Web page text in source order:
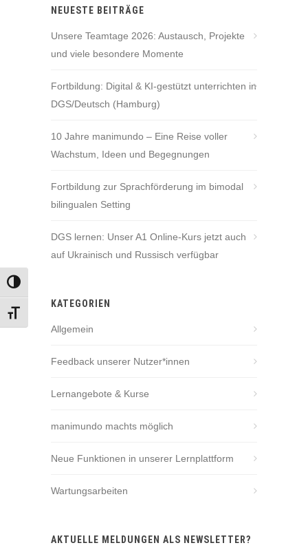
UMSCHALTEN AUF HOHE KONTRASTE
SCHRIFT VERGRÖSSERN
NEUESTE BEITRÄGE
Unsere Teamtage 2026: Austausch, Projekte
und viele besondere Momente
Fortbildung: Digital & KI-gestützt unterrichten in
DGS/Deutsch (Hamburg)
10 Jahre manimundo – Eine Reise voller
Wachstum, Ideen und Begegnungen
Fortbildung zur Sprachförderung im bimodal
bilingualen Setting
DGS lernen: Unser A1 Online-Kurs jetzt auch
auf Ukrainisch und Russisch verfügbar
KATEGORIEN
Allgemein
Feedback unserer Nutzer*innen
Lernangebote & Kurse
manimundo machts möglich
Neue Funktionen in unserer Lernplattform
Wartungsarbeiten
AKTUELLE MELDUNGEN ALS NEWSLETTER?